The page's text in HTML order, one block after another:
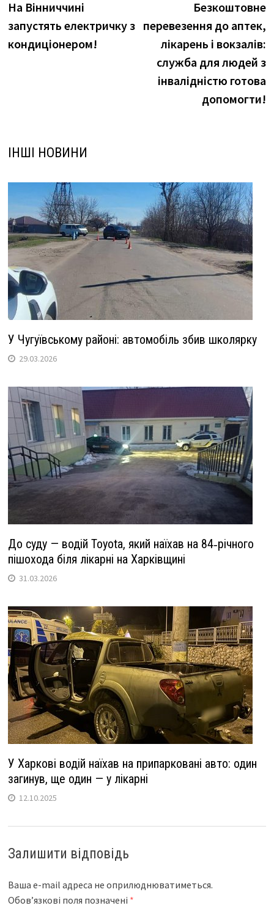
записів
На Вінниччині
запустять електричку з
кондиціонером!
Безкоштовне
перевезення до аптек,
лікарень і вокзалів:
службa для людей з
інвалідністю готова
допомогти!
ІНШІ НОВИНИ
У Чугуївському районі: автомобіль збив школярку
29.03.2026
До суду — водій Toyota, який наїхав на 84‑річного
пішохода біля лікарні на Харківщині
31.03.2026
У Харкові водій наїхав на припарковані авто: один
загинув, ще один — у лікарні
12.10.2025
Залишити відповідь
Ваша e-mail адреса не оприлюднюватиметься.
Обов’язкові поля позначені *